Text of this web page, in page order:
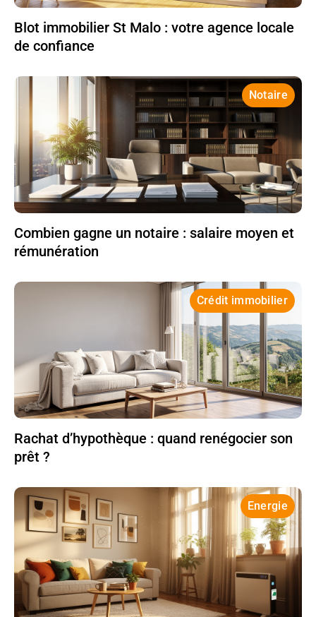
Blot immobilier St Malo : votre agence locale
de confiance
Notaire
Combien gagne un notaire : salaire moyen et
rémunération
Crédit immobilier
Rachat d’hypothèque : quand renégocier son
prêt ?
Energie